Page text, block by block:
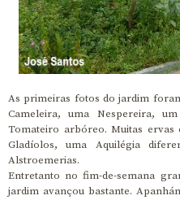
As primeiras fotos do jardim
Cameleira, uma Nespereira,
Tomateiro arbóreo. Muitas ervas
Gladíolos, uma Aquilégia
Alstroemerias.
Entretanto no fim-de-semana
jardim avançou bastante.